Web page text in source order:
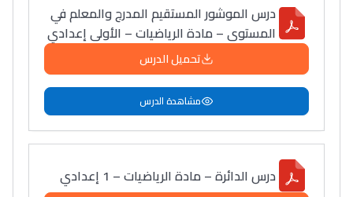
درس الموشور المستقيم المدرج والمعلم في
المستوى – مادة الرياضيات – الأولى إعدادي
تحميل الدرس
مشاهدة الدرس
درس الدائرة – مادة الرياضيات – 1 إعدادي